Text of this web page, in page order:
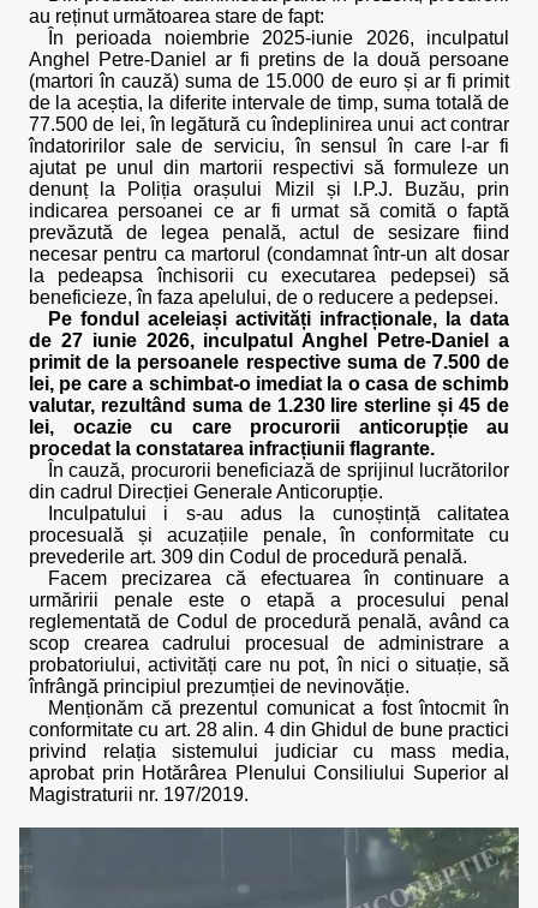
au reținut următoarea stare de fapt:
În perioada noiembrie 2025-iunie 2026, inculpatul
Anghel Petre-Daniel ar fi pretins de la două persoane
(martori în cauză) suma de 15.000 de euro și ar fi primit
de la aceștia, la diferite intervale de timp, suma totală de
77.500 de lei, în legătură cu îndeplinirea unui act contrar
îndatoririlor sale de serviciu, în sensul în care l-ar fi
ajutat pe unul din martorii respectivi să formuleze un
denunț la Poliția orașului Mizil și I.P.J. Buzău, prin
indicarea persoanei ce ar fi urmat să comită o faptă
prevăzută de legea penală, actul de sesizare fiind
necesar pentru ca martorul (condamnat într-un alt dosar
la pedeapsa închisorii cu executarea pedepsei) să
beneficieze, în faza apelului, de o reducere a pedepsei.
Pe fondul aceleiași activități infracționale, la data
de 27 iunie 2026, inculpatul Anghel Petre-Daniel a
primit de la persoanele respective suma de 7.500 de
lei, pe care a schimbat-o imediat la o casa de schimb
valutar, rezultând suma de 1.230 lire sterline și 45 de
lei, ocazie cu care procurorii anticorupție au
procedat la constatarea infracțiunii flagrante.
În cauză, procurorii beneficiază de sprijinul lucrătorilor
din cadrul Direcției Generale Anticorupție.
Inculpatului i s-au adus la cunoștință calitatea
procesuală și acuzațiile penale, în conformitate cu
prevederile art. 309 din Codul de procedură penală.
Facem precizarea că efectuarea în continuare a
urmăririi penale este o etapă a procesului penal
reglementată de Codul de procedură penală, având ca
scop crearea cadrului procesual de administrare a
probatoriului, activități care nu pot, în nici o situație, să
înfrângă principiul prezumției de nevinovăție.
Menționăm că prezentul comunicat a fost întocmit în
conformitate cu art. 28 alin. 4 din Ghidul de bune practici
privind relația sistemului judiciar cu mass media,
aprobat prin Hotărârea Plenului Consiliului Superior al
Magistraturii nr. 197/2019.